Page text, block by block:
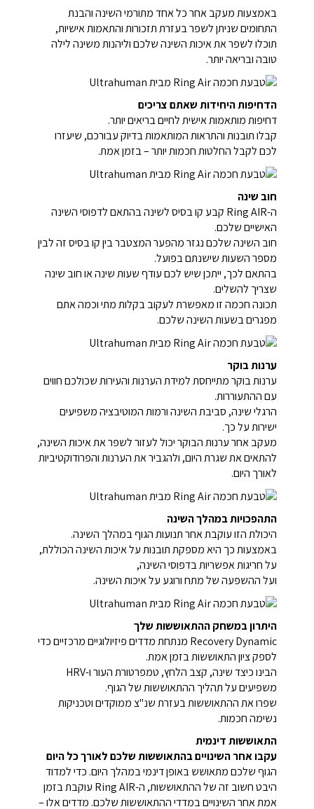
באמצעות מעקב אחר כל אחד מתורמי השינה והבנת
התחומים שניתן לשפר בעזרת תזכורות והתאמות אישיות,
תוכלו לשפר את איכות השינה שלכם וליהנות משינה לילה
טובה ובריאה יותר.
הדחיפות היחידות שאתם צריכים
דחיפות מותאמות אישית לחיים בריאים יותר.
קבלו תובנות והתראות המותאמות בדיוק עבורכם, שיעזרו
לכם לקבל החלטות חכמות יותר – בזמן אמת.
חוב שינה
ה-Ring AIR קבע קו בסיס לשינה בהתאם לדפוסי השינה
האישיים שלכם.
חוב השינה שלכם נגזר מהפער המצטבר בין קו בסיס זה לבין
מספר השעות שישנתם בפועל.
בהתאם לכך, ייתכן שיש לכם עודף שעות שינה או חוב שינה
שצריך להשלים.
תכונה חכמה זו מאפשרת לעקוב בקלות מתי וכמה אתם
מפגרים בשעות השינה שלכם.
ערנות בוקר
ערנות בוקר מתייחסת למידת הערנות והעירות שכולכם חווים
עם ההתעוררות.
הרגלי שינה, סביבת השינה ורמות המוטיבציה משפיעים
ישירות על כך.
מעקב אחר ערנות הבוקר יכול לעזור לשפר את איכות השינה,
להתאים את שגרת היום, ולהגביר את הערנות והפרודוקטיביות
לאורך היום.
התהפכויות במהלך השינה
היכולת הזו עוקבת אחר תנועות הגוף במהלך השינה.
באמצעות כך היא מספקת תובנות על איכות השינה הכוללת,
על חריגות אפשריות בדפוסי השינה,
ועל ההשפעה של מתח ורוגע על איכות השינה.
היתרון במשחק ההתאוששות שלך
Recovery Dynamic מנתחת מדדים פיזיולוגיים מרכזיים כדי
לספק ציון התאוששות בזמן אמת.
הבינו כיצד שינה, קצב הלחץ, טמפרטורת העור ו-HRV
משפיעים על תהליך ההתאוששות של הגוף.
שפרו את ההתאוששות בעזרת שנ"צ ממוקדים וטכניקות
נשימה חכמות.
התאוששות דינמית
עקבו אחר השינויים בהתאוששות שלכם לאורך כל היום
הגוף שלכם מתאושש באופן דינמי במהלך היום. כדי למדוד
היבט חשוב זה של ההתאוששות, ה-Ring AIR עוקבת בזמן
אמת אחר השינויים במדדי ההתאוששות שלכם. מדדים אלו –